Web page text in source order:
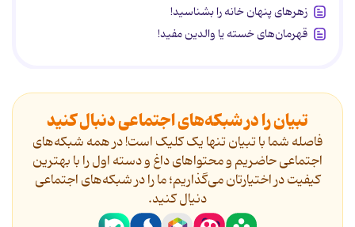
زهرهای پنهان خانه را بشناسید!
قهرمان‌های خسته یا والدین مفید!
تبیان را در شبکه‌های اجتماعی دنبال کنید
فاصله شما با تبیان تنها یک کلیک است! در همه شبکه‌های
اجتماعی حاضریم و محتواهای داغ و دسته اول را با بهترین
کیفیت در اختیارتان می‌گذاریم؛ ما را در شبکه‌های اجتماعی
دنیال کنید.